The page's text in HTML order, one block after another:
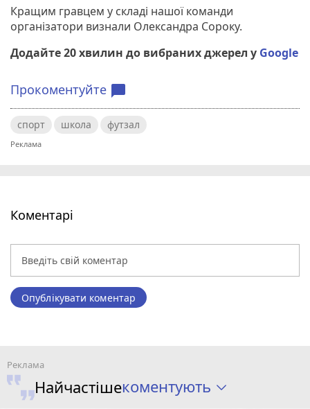
Кращим гравцем у складі нашої команди
організатори визнали Олександра Сороку.
Додайте 20 хвилин до вибраних джерел у Google
Прокоментуйте chat_bubble
спорт школа футзал
Коментарі
Опублікувати коментар
Найчастішекоментують